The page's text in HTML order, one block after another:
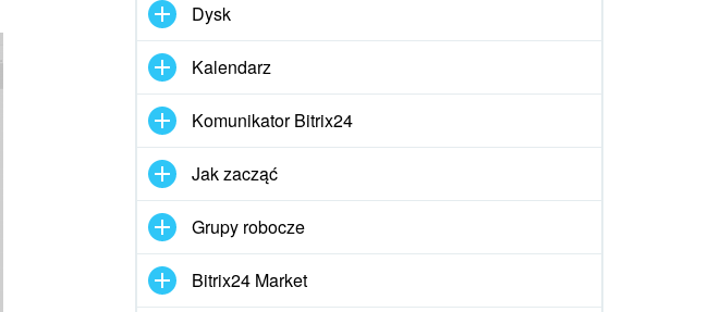
Dysk
Kalendarz
Komunikator Bitrix24
Jak zacząć
Grupy robocze
Bitrix24 Market